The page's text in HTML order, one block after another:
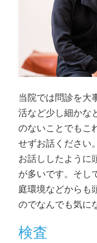
当院では問診を大
活など少し細かな
のないことでもこ
せずお話ください。
お話ししたように
が多いです。そし
庭環境などからも
のでなんでも気に
検査